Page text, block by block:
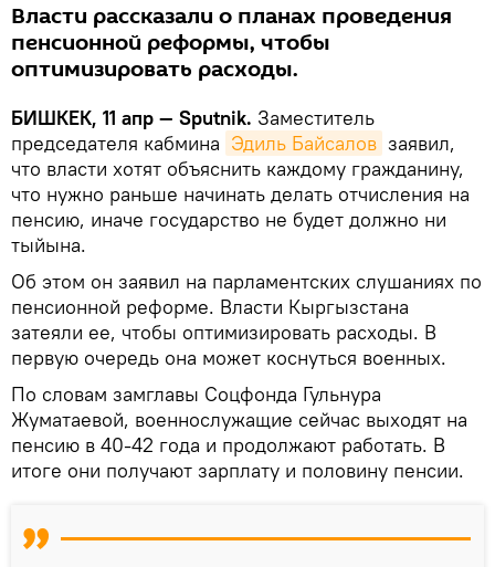
Власти рассказали о планах проведения
пенсионной реформы, чтобы
оптимизировать расходы.
БИШКЕК, 11 апр — Sputnik. Заместитель
председателя кабмина Эдиль Байсалов заявил,
что власти хотят объяснить каждому гражданину,
что нужно раньше начинать делать отчисления на
пенсию, иначе государство не будет должно ни
тыйына.
Об этом он заявил на парламентских слушаниях по
пенсионной реформе. Власти Кыргызстана
затеяли ее, чтобы оптимизировать расходы. В
первую очередь она может коснуться военных.
По словам замглавы Соцфонда Гульнура
Жуматаевой, военнослужащие сейчас выходят на
пенсию в 40-42 года и продолжают работать. В
итоге они получают зарплату и половину пенсии.